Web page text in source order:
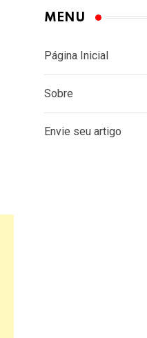
MENU
Página Inicial
Sobre
Envie seu artigo